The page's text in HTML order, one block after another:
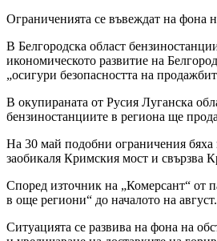
Ограниченията се въвеждат на фона
В Белгородска област
икономическото развитие на
„осигури безопасността на
В окупираната от Русия Луганска
бензиностанциите в региона ще
На 30 май подобни ограничения бяха
заобикаля Кримския мост и свързва
Според източник на „Комерсант“ от
в още региони“ до началото на август.
Ситуацията се развива на фона на